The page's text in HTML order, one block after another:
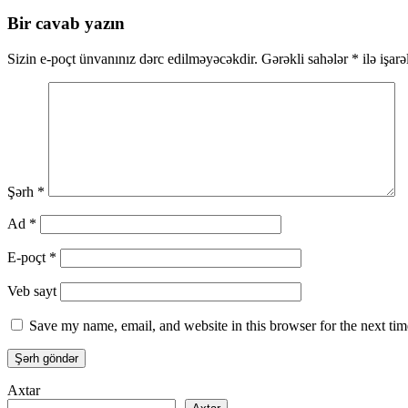
Bir cavab yazın
Sizin e-poçt ünvanınız dərc edilməyəcəkdir. Gərəkli sahələr * ilə
Şərh *
Ad *
E-poçt *
Veb sayt
Save my name, email, and website in this browser for the next
Axtar